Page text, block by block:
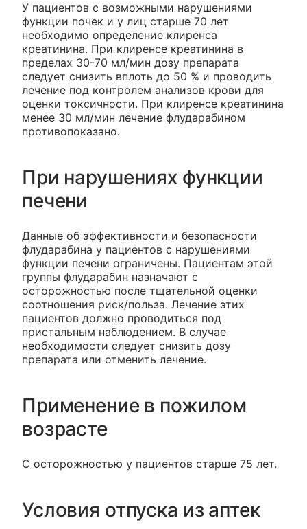
У пациентов с возможными нарушениями
функции почек и у лиц старше 70 лет
необходимо определение клиренса
креатинина. При клиренсе креатинина в
пределах 30-70 мл/мин дозу препарата
следует снизить вплоть до 50 % и проводить
лечение под контролем анализов крови для
оценки токсичности. При клиренсе креатинина
менее 30 мл/мин лечение флударабином
противопоказано.
При нарушениях функции
печени
Данные об эффективности и безопасности
флударабина у пациентов с нарушениями
функции печени ограничены. Пациентам этой
группы флударабин назначают с
осторожностью после тщательной оценки
соотношения риск/польза. Лечение этих
пациентов должно проводиться под
пристальным наблюдением. В случае
необходимости следует снизить дозу
препарата или отменить лечение.
Применение в пожилом
возрасте
С осторожностью у пациентов старше 75 лет.
Условия отпуска из аптек